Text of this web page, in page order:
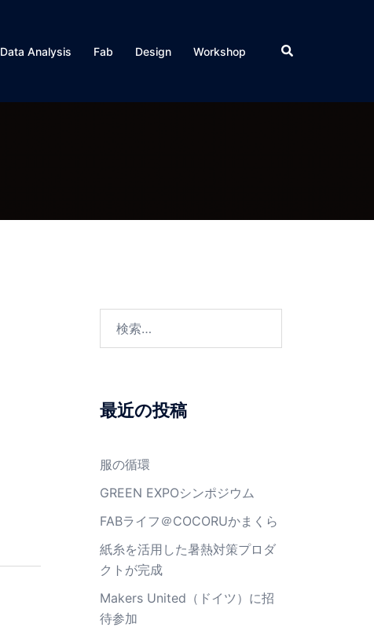
Data Analysis Fab Design Workshop
検
索
最近の投稿
服の循環
GREEN EXPOシンポジウム
FABライフ＠COCORUかまくら
紙糸を活用した暑熱対策プロダ
クトが完成
Makers United（ドイツ）に招
待参加